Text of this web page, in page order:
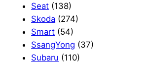
Seat (138)
Skoda (274)
Smart (54)
SsangYong (37)
Subaru (110)